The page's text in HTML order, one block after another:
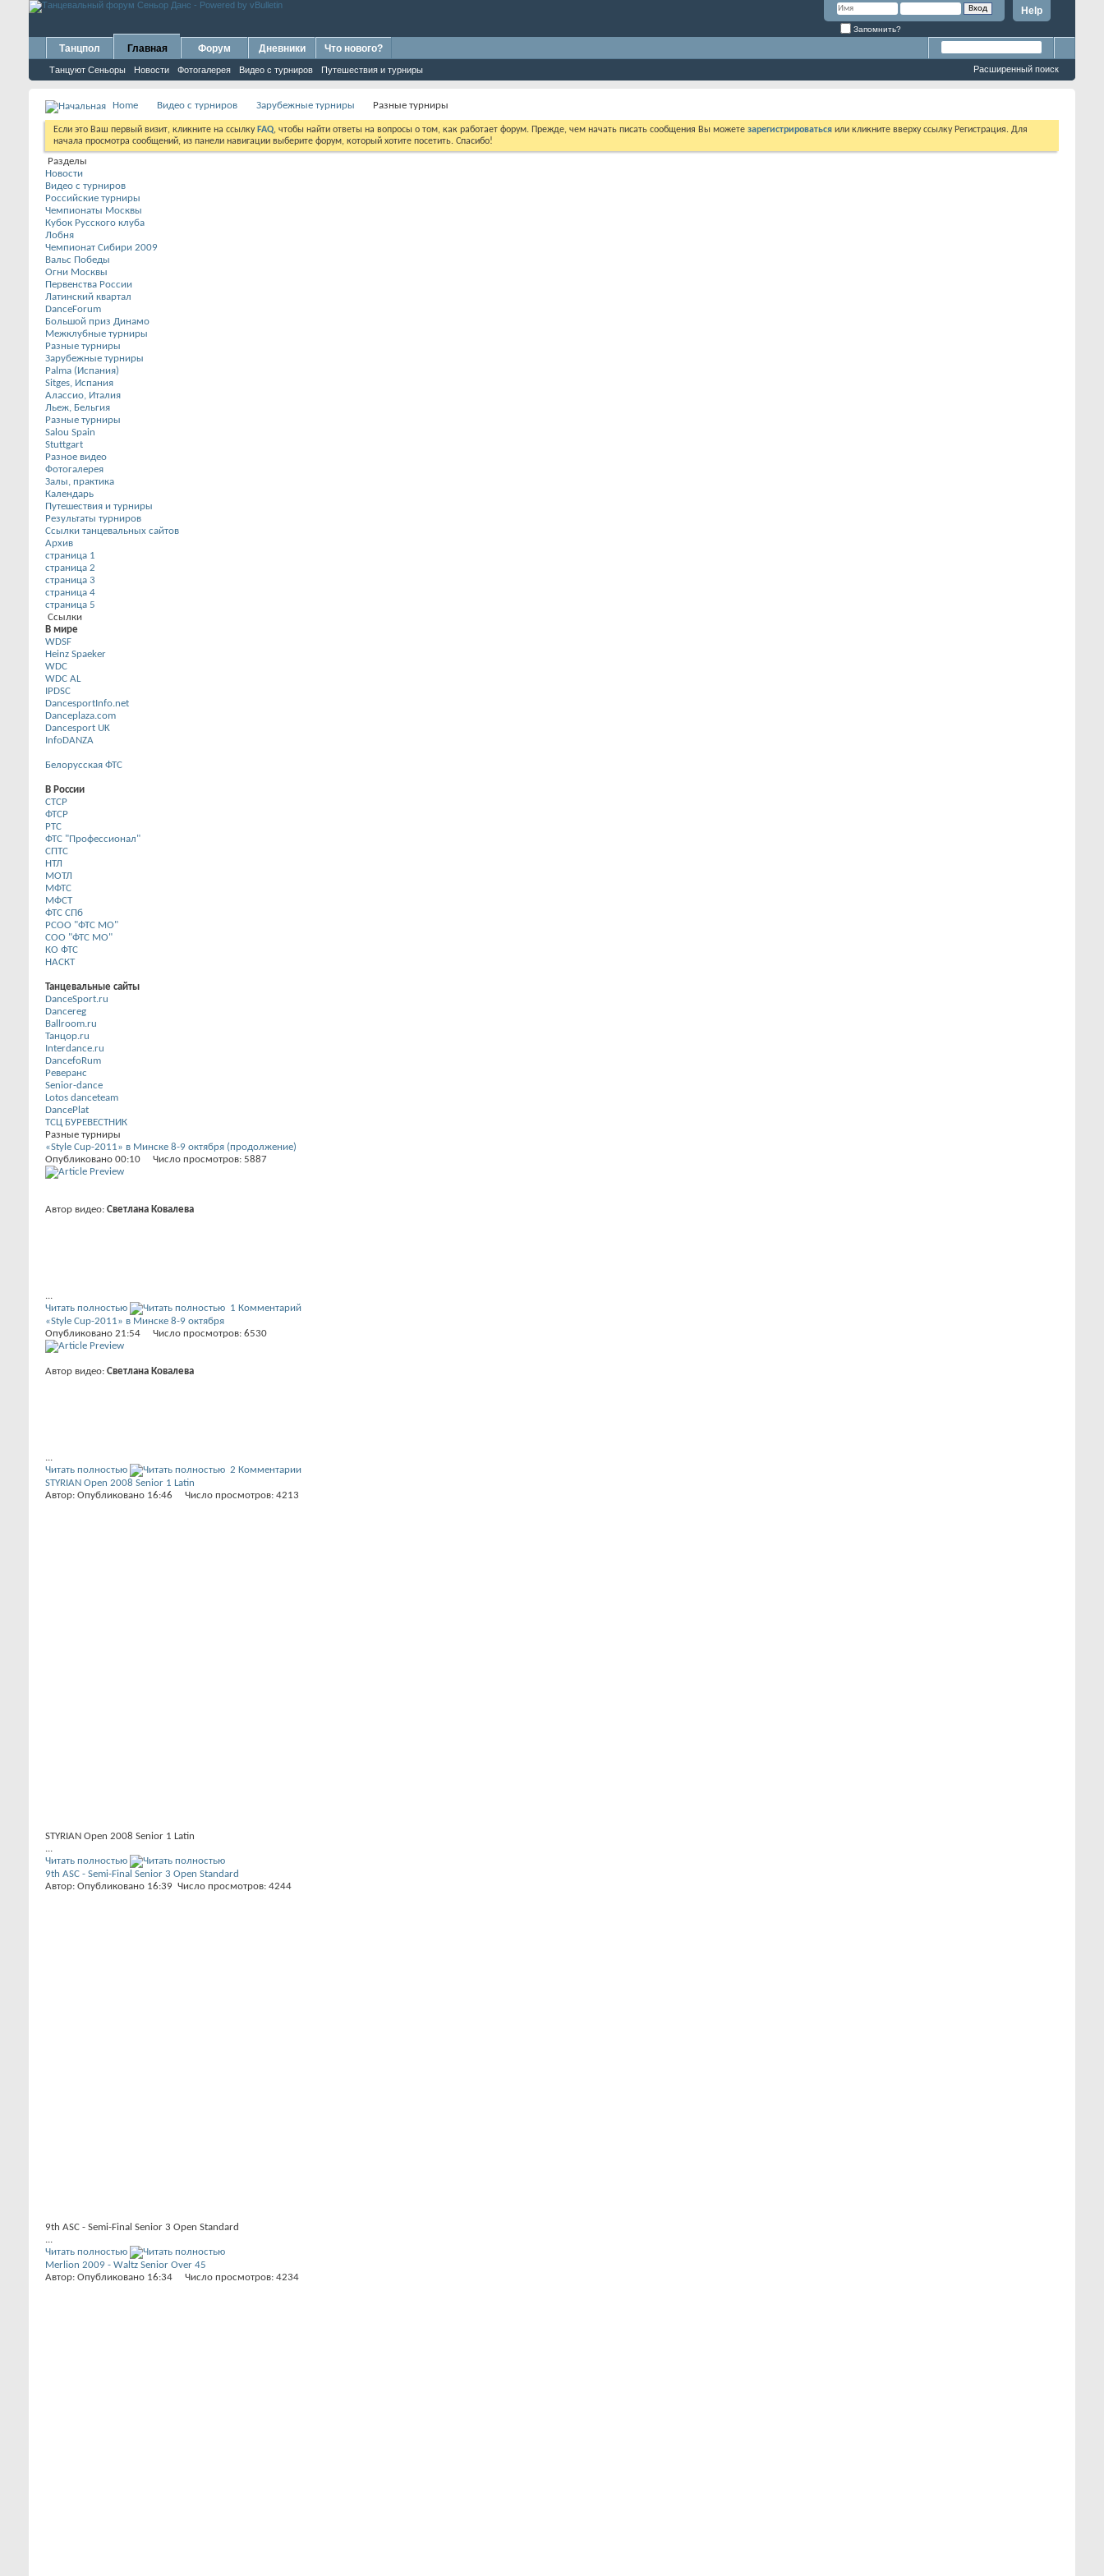
Help
Запомнить?
Танцпол Главная
Танцуют Сеньоры Новости Фотогалерея Видео с турниров Путешествия и турниры
Форум Дневники Что нового?
Расширенный поиск
Home Видео с турниров Зарубежные турниры Разные турниры
Если это Ваш первый визит, кликните на ссылку FAQ, чтобы найти ответы на вопросы о том, как работает форум. Прежде, чем начать писать сообщения Вы можете зарегистрироваться или кликните вверху ссылку Регистрация. Для
начала просмотра сообщений, из панели навигации выберите форум, который хотите посетить. Спасибо!
Разделы
Новости
Видео с турниров
Российские турниры
Чемпионаты Москвы
Кубок Русского клуба
Лобня
Чемпионат Сибири 2009
Вальс Победы
Огни Москвы
Первенства России
Латинский квартал
DanceForum
Большой приз Динамо
Межклубные турниры
Разные турниры
Зарубежные турниры
Palma (Испания)
Sitges, Испания
Алассио, Италия
Льеж, Бельгия
Разные турниры
Salou Spain
Stuttgart
Разное видео
Фотогалерея
Залы, практика
Календарь
Путешествия и турниры
Результаты турниров
Ссылки танцевальных сайтов
Архив
страница 1
страница 2
страница 3
страница 4
страница 5
Ссылки
В мире
WDSF
Heinz Spaeker
WDC
WDC AL
IPDSC
DancesportInfo.net
Danceplaza.com
Dancesport UK
InfoDANZA
Белорусская ФТС
В России
CТСР
ФТСР
РТС
ФТС "Профессионал"
СПТС
НТЛ
МОТЛ
МФТС
МФСТ
ФТС СПб
РСОО "ФТС МО"
СОО "ФТС МО"
КО ФТС
НАСКТ
Танцевальные сайты
DanceSport.ru
Dancereg
Ballroom.ru
Танцор.ru
Interdance.ru
DancefoRum
Реверанс
Senior-dance
Lotos danceteam
DancePlat
ТСЦ БУРЕВЕСТНИК
Разные турниры
«Style Cup-2011» в Минске 8-9 октября (продолжение)
Опубликовано 00:10 Число просмотров: 5887
Автор видео: Светлана Ковалева
...
Читать полностью
1 Комментарий
«Style Cup-2011» в Минске 8-9 октября
Опубликовано 21:54 Число просмотров: 6530
Автор видео: Светлана Ковалева
...
Читать полностью
2 Комментарии
STYRIAN Open 2008 Senior 1 Latin
Автор: Опубликовано 16:46 Число просмотров: 4213
STYRIAN Open 2008 Senior 1 Latin
...
Читать полностью
9th ASC - Semi-Final Senior 3 Open Standard
Автор: Опубликовано 16:39 Число просмотров: 4244
9th ASC - Semi-Final Senior 3 Open Standard
...
Читать полностью
Merlion 2009 - Waltz Senior Over 45
Автор: Опубликовано 16:34 Число просмотров: 4234